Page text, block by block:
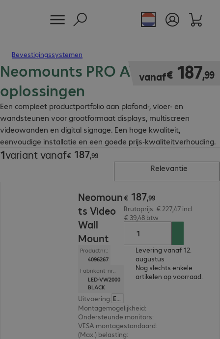
Bevestigingssystemen
Neomounts PRO AV-
oplossingen
Een compleet productportfolio aan plafond-, vloer- en
wandsteunen voor grootformaat displays, multiscreen
videowanden en digital signage. Een hoge kwaliteit,
eenvoudige installatie en een goede prijs-kwaliteitverhouding.
vanaf€ 187,99
€ 187,99
1variant vanaf€ 187,99
€ 187,99
Relevantie
Neomoun
ts Video
Wall
Mount
Productnr.:
4096267
Fabrikant-nr.:
LED-VW2000
BLACK
Uitvoering: Europa
Montagemogelijkheid:
Ondersteunde monitors:
VESA montagestandaard:
(Max.) belasting:
€ 187,99
Brutoprijs: € 227,47 incl.
€ 39,48 btw
Levering vanaf 12.
augustus
Nog slechts enkele
artikelen op voorraad.